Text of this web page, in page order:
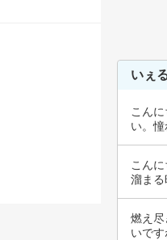
いぇ
こん
い。
こん
溜ま
燃え
いで